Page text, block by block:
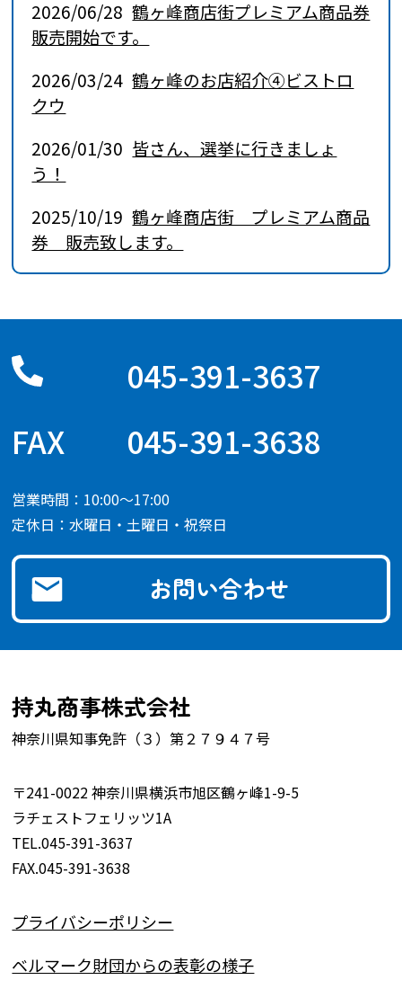
2026/06/28 鶴ヶ峰商店街プレミアム商品券
販売開始です。
2026/03/24 鶴ヶ峰のお店紹介④ビストロ
クウ
2026/01/30 皆さん、選挙に行きましょ
う！
2025/10/19 鶴ヶ峰商店街 プレミアム商品
券 販売致します。
045-391-3637
045-391-3638
営業時間：10:00～17:00
定休日：水曜日・土曜日・祝祭日
お問い合わせ
持丸商事株式会社
神奈川県知事免許（３）第２７９４７号
〒241-0022 神奈川県横浜市旭区鶴ヶ峰1-9-5
ラチェストフェリッツ1A
TEL.045-391-3637
FAX.045-391-3638
プライバシーポリシー
ベルマーク財団からの表彰の様子